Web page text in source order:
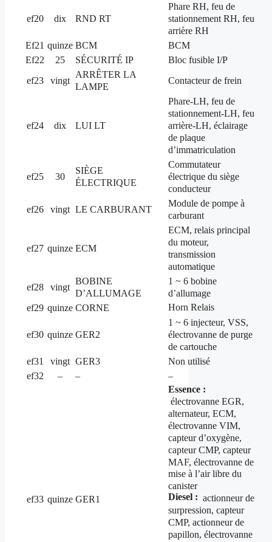
ef20 dix RND RT
Phare RH, feu de
stationnement RH, feu
arrière RH
Ef21 quinze BCM
BCM
Ef22
25 SÉCURITÉ IP
Bloc fusible I/P
ef23
vingt
ARRÊTER LA
LAMPE
Contacteur de frein
ef24 dix LUI LT
Phare-LH, feu de
stationnement-LH, feu
arrière-LH, éclairage
de plaque
d’immatriculation
ef25 30
SIÈGE
ÉLECTRIQUE
Commutateur
électrique du siège
conducteur
ef26 vingt LE CARBURANT
Module de pompe à
carburant
ef27 quinze ECM
ECM, relais principal
du moteur,
transmission
automatique
ef28 vingt
BOBINE
D’ALLUMAGE
1 ~ 6 bobine
d’allumage
ef29 quinze CORNE Horn Relais
ef30 quinze GER2
1 ~ 6 injecteur, VSS,
électrovanne de purge
de cartouche
ef31
vingt GER3
Non utilisé
ef32
– – –
ef33 quinze GER1
Essence :
électrovanne EGR,
alternateur, ECM,
électrovanne VIM,
capteur d’oxygène,
capteur CMP, capteur
MAF, électrovanne de
mise à l’air libre du
canister
Diesel : actionneur de
surpression, capteur
CMP, actionneur de
papillon, électrovanne